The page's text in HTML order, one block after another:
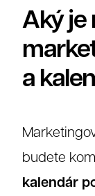
Aký je
a
budete
kalendár